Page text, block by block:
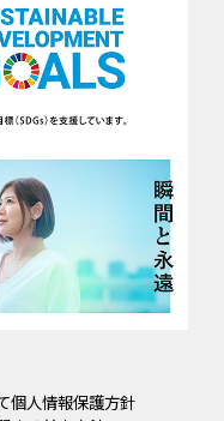
個人情報保護方針